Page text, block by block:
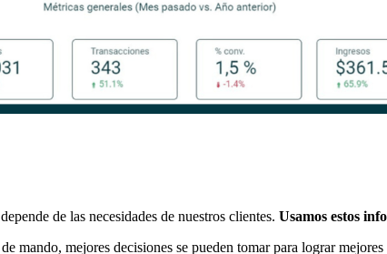
de las necesidades de nuestros clientes. Usamos estos
mando, mejores decisiones se pueden tomar para lograr